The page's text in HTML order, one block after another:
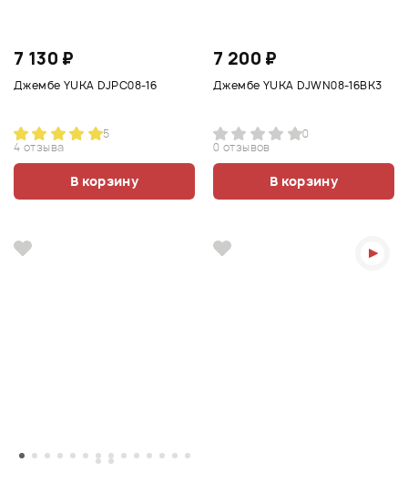
7 130 ₽
Джембе YUKA DJPC08-16
5
4 отзыва
В корзину
7 200 ₽
Джембе YUKA DJWN08-16BK3
0
0 отзывов
В корзину